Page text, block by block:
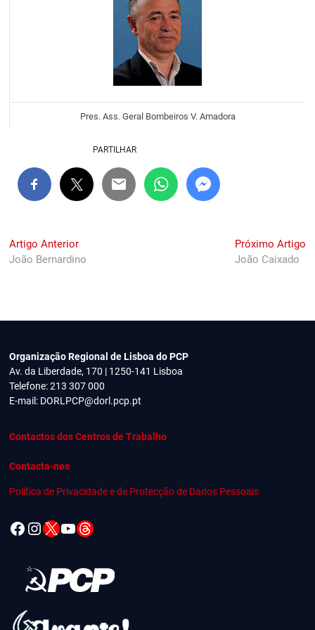
Pres. Ass. Geral Bombeiros V. Amadora
PARTILHAR
Navegação
de
Artigo AnteriorPrevious
post:
João Bernardino
Próximo Artigo
João Caixado
Organização Regional de Lisboa do PCP
Av. da Liberdade, 170 | 1250-141 Lisboa
Telefone: 213 307 000
E-mail: DORLPCP@dorl.pcp.pt
Contactos dos Centros de Trabalho
Contacta-nos
Política de Privacidade e de Protecção de Dados Pessoais
Facebook
Instagram
X YouTube
Threads